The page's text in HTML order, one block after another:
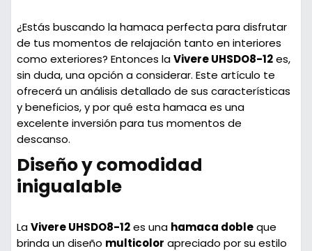
¿Estás buscando la hamaca perfecta para disfrutar
de tus momentos de relajación tanto en interiores
como exteriores? Entonces laVivere UHSDO8-12es,
sin duda, una opción a considerar. Este artículo te
ofrecerá un análisis detallado de sus características
y beneficios, y por qué esta hamaca es una
excelente inversión para tus momentos de
descanso.
Diseño y comodidad
inigualable
LaVivere UHSDO8-12es una hamaca dobleque
brinda un diseño multicolor apreciado por su estilo